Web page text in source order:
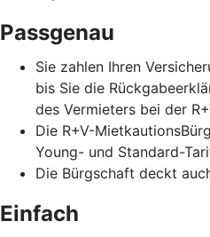
Passgenau
Sie zahlen Ihren
bis Sie die
des Vermieters bei der
Die R+V-
Young- und Standard-
Die Bürgschaft deckt
Einfach